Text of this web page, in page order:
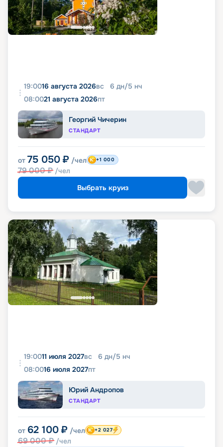
19:0016 августа 2026вс 6 дн/5 нч
08:0021 августа 2026пт
Георгий Чичерин
СТАНДАРТ
от 75 050 ₽ /чел
79 000₽ /чел
+1 000
Выбрать круиз
19:0011 июля 2027вс 6 дн/5 нч
08:0016 июля 2027пт
Юрий Андропов
СТАНДАРТ
от 62 100 ₽ /чел
69 000₽ /чел
+2 027